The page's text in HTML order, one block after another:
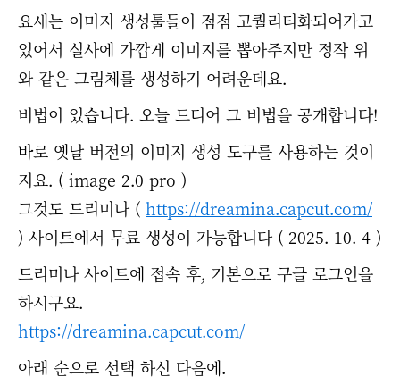
요새는 이미지 생성툴들이 점점 고퀄리티화되어가고
있어서 실사에 가깝게 이미지를 뽑아주지만 정작 위
와 같은 그림체를 생성하기 어려운데요.
비법이 있습니다. 오늘 드디어 그 비법을 공개합니다!
바로 옛날 버전의 이미지 생성 도구를 사용하는 것이
지요. ( image 2.0 pro )
그것도 드리미나 ( https://dreamina.capcut.com/
) 사이트에서 무료 생성이 가능합니다 ( 2025. 10. 4 )
드리미나 사이트에 접속 후, 기본으로 구글 로그인을
하시구요.
https://dreamina.capcut.com/
아래 순으로 선택 하신 다음에.